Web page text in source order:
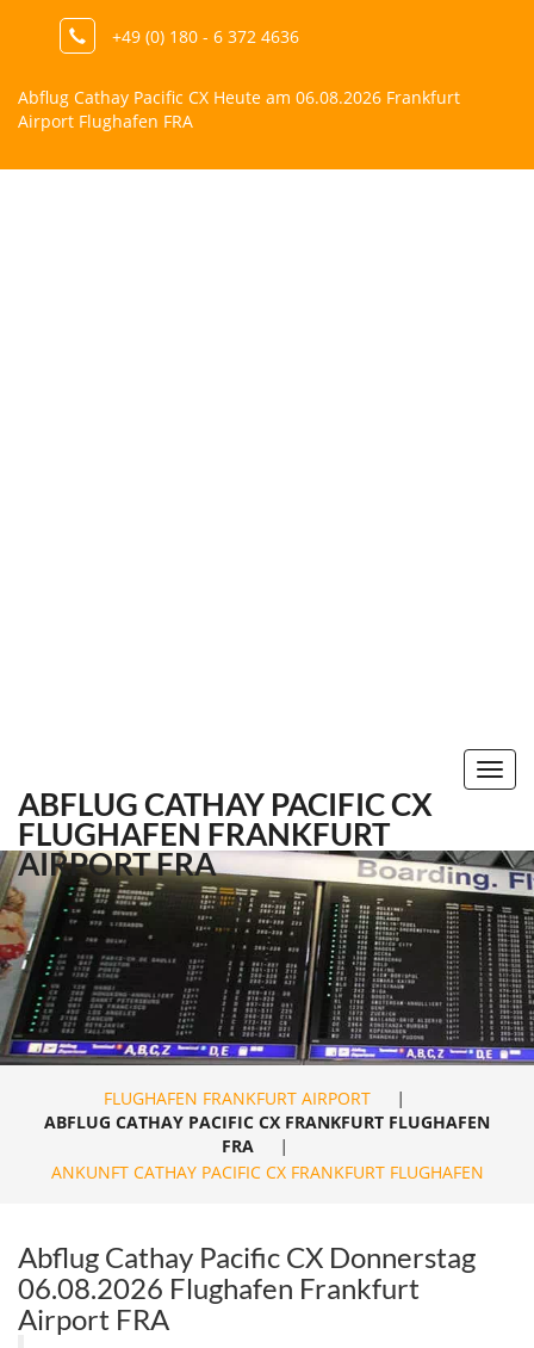
+49 (0) 180 - 6 372 4636
Abflug Cathay Pacific CX Heute am 06.08.2026 Frankfurt
Airport Flughafen FRA
ABFLUG CATHAY PACIFIC CX
FLUGHAFEN FRANKFURT
AIRPORT FRA
FLUGHAFEN FRANKFURT AIRPORT
|
ABFLUG CATHAY PACIFIC CX FRANKFURT FLUGHAFEN
FRA
|
ANKUNFT CATHAY PACIFIC CX FRANKFURT FLUGHAFEN
Abflug Cathay Pacific CX Donnerstag
06.08.2026 Flughafen Frankfurt
Airport FRA